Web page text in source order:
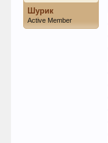
Шурик
Active Member